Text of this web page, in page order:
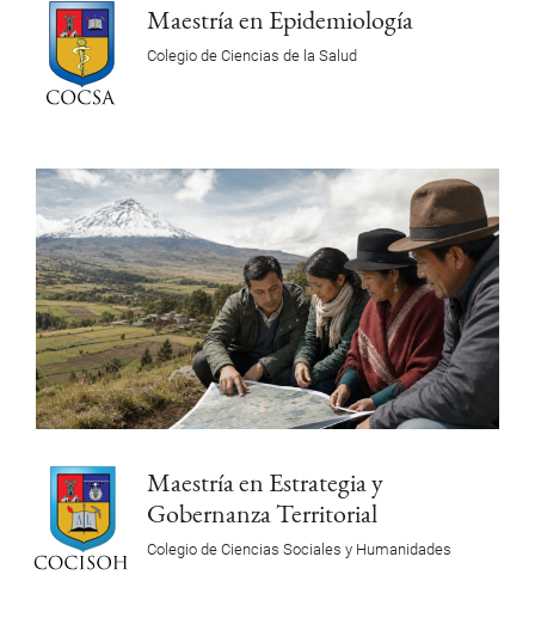
Maestría en Epidemiología
Colegio de Ciencias de la Salud
Maestría en Estrategia y
Gobernanza Territorial
Colegio de Ciencias Sociales y Humanidades